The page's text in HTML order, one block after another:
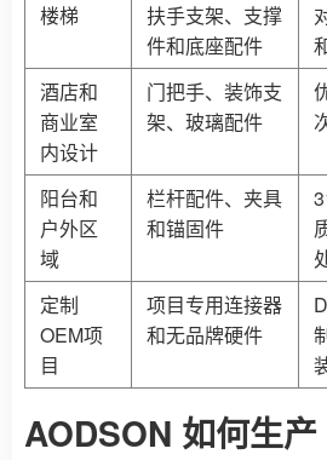
楼梯
扶手支架、支撑
件和底座配件
酒店和
商业室
内设计
门把手、装饰支
架、玻璃配件
阳台和
户外区
域
栏杆配件、夹具
和锚固件
定制
OEM项
目
项目专用连接器
和无品牌硬件
AODSON 如何生